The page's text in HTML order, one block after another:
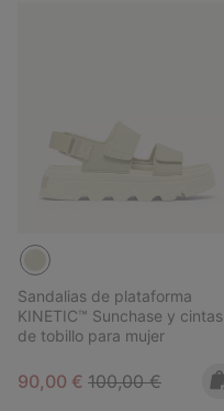
Sandalias de plataforma
KINETIC™ Sunchase y cintas
de tobillo para mujer
Sale price:
90,00 € Regular price:
100,00 €